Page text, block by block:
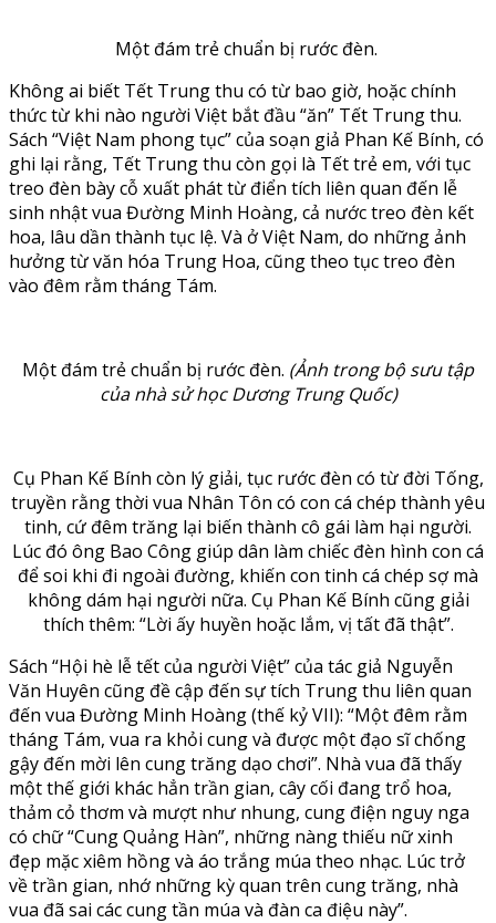
Một đám trẻ chuẩn bị rước đèn.
Không ai biết Tết Trung thu có từ bao giờ, hoặc chính
thức từ khi nào người Việt bắt đầu “ăn” Tết Trung thu.
Sách “Việt Nam phong tục” của soạn giả Phan Kế Bính, có
ghi lại rằng, Tết Trung thu còn gọi là Tết trẻ em, với tục
treo đèn bày cỗ xuất phát từ điển tích liên quan đến lễ
sinh nhật vua Đường Minh Hoàng, cả nước treo đèn kết
hoa, lâu dần thành tục lệ. Và ở Việt Nam, do những ảnh
hưởng từ văn hóa Trung Hoa, cũng theo tục treo đèn
vào đêm rằm tháng Tám.
Một đám trẻ chuẩn bị rước đèn. (Ảnh trong bộ sưu tập
của nhà sử học Dương Trung Quốc)
Cụ Phan Kế Bính còn lý giải, tục rước đèn có từ đời Tống,
truyền rằng thời vua Nhân Tôn có con cá chép thành yêu
tinh, cứ đêm trăng lại biến thành cô gái làm hại người.
Lúc đó ông Bao Công giúp dân làm chiếc đèn hình con cá
để soi khi đi ngoài đường, khiến con tinh cá chép sợ mà
không dám hại người nữa. Cụ Phan Kế Bính cũng giải
thích thêm: “Lời ấy huyền hoặc lắm, vị tất đã thật”.
Sách “Hội hè lễ tết của người Việt” của tác giả Nguyễn
Văn Huyên cũng đề cập đến sự tích Trung thu liên quan
đến vua Đường Minh Hoàng (thế kỷ VII): “Một đêm rằm
tháng Tám, vua ra khỏi cung và được một đạo sĩ chống
gậy đến mời lên cung trăng dạo chơi”. Nhà vua đã thấy
một thế giới khác hẳn trần gian, cây cối đang trổ hoa,
thảm cỏ thơm và mượt như nhung, cung điện nguy nga
có chữ “Cung Quảng Hàn”, những nàng thiếu nữ xinh
đẹp mặc xiêm hồng và áo trắng múa theo nhạc. Lúc trở
về trần gian, nhớ những kỳ quan trên cung trăng, nhà
vua đã sai các cung tần múa và đàn ca điệu này”.